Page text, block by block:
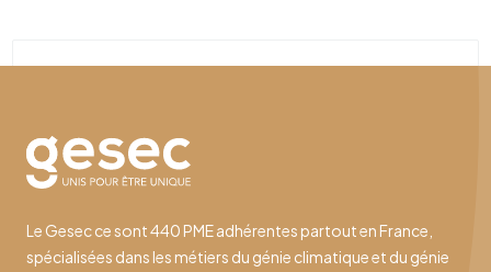
Le Gesec ce sont 440 PME adhérentes partout en France,
spécialisées dans les métiers du génie climatique et du génie